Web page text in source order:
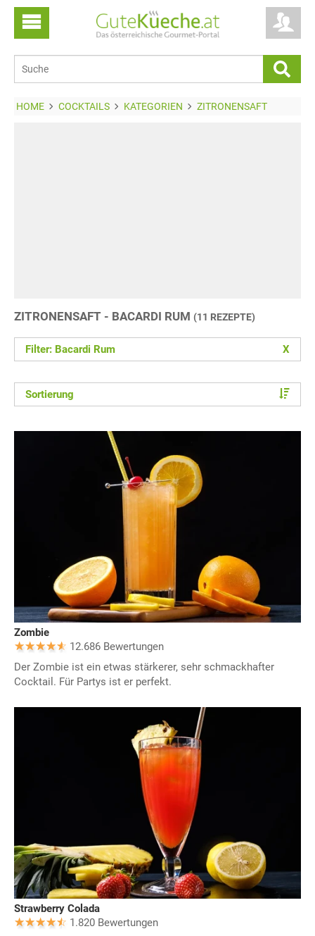
HOME COCKTAILS KATEGORIEN ZITRONENSAFT
ZITRONENSAFT - BACARDI RUM (11 REZEPTE)
Filter: Bacardi Rum X
Sortierung
Zombie
12.686 Bewertungen
Der Zombie ist ein etwas stärkerer, sehr schmackhafter
Cocktail. Für Partys ist er perfekt.
Strawberry Colada
1.820 Bewertungen